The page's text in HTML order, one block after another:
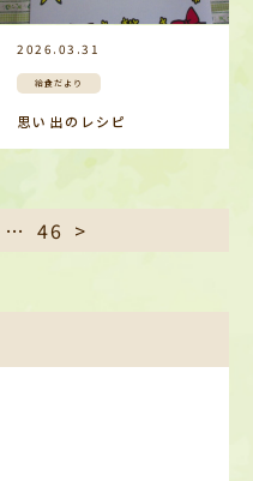
2026.03.31
給食だより
思い出のレシピ
… 46 >